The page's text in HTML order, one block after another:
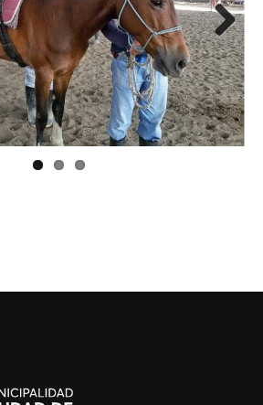
Next